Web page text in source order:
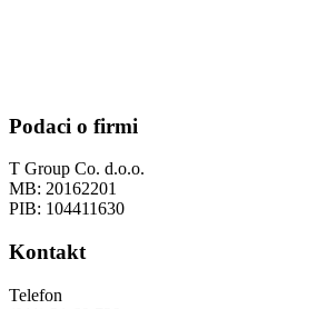
Podaci o firmi
T Group Co. d.o.o.
MB: 20162201
PIB: 104411630
Kontakt
Telefon